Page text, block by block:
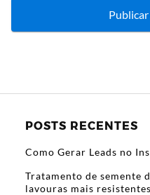
POSTS RECENTES
Como Gerar Leads no
Tratamento de semente
lavouras mais resistentes